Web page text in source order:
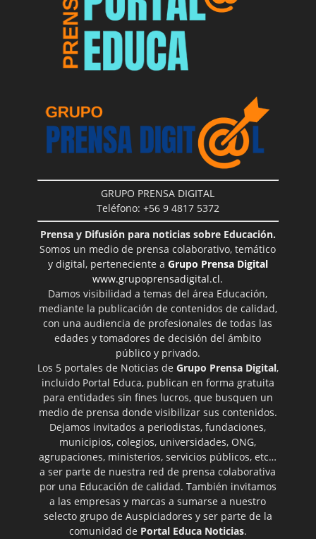
GRUPO PRENSA DIGITAL
Teléfono: +56 9 4817 5372
Prensa y Difusión para noticias sobre Educación.
Somos un medio de prensa colaborativo, temático
y digital, perteneciente a Grupo Prensa Digital
www.grupoprensadigital.cl.
Damos visibilidad a temas del área Educación,
mediante la publicación de contenidos de calidad,
con una audiencia de profesionales de todas las
edades y tomadores de decisión del ámbito
público y privado.
Los 5 portales de Noticias de Grupo Prensa Digital,
incluido Portal Educa, publican en forma gratuita
para entidades sin fines lucros, que busquen un
medio de prensa donde visibilizar sus contenidos.
Dejamos invitados a periodistas, fundaciones,
municipios, colegios, universidades, ONG,
agrupaciones, ministerios, servicios públicos, etc…
a ser parte de nuestra red de prensa colaborativa
por una Educación de calidad. También invitamos
a las empresas y marcas a sumarse a nuestro
selecto grupo de Auspiciadores y ser parte de la
comunidad de Portal Educa Noticias.